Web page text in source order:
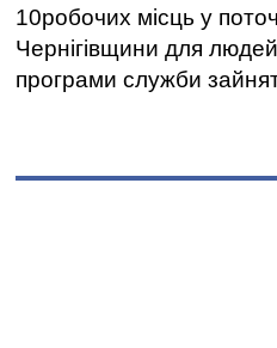
10робочих місць у
Чернігівщини для
програми служби